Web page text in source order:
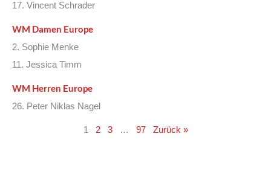
17. Vincent Schrader
WM Damen Europe
2. Sophie Menke
11. Jessica Timm
WM Herren Europe
26. Peter Niklas Nagel
1 2 3 … 97 Zurück »